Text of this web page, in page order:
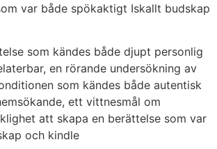
var både spökaktigt Iskallt budskap
som kändes både djupt personlig
en rörande undersökning av
som kändes både autentisk
ett vittnesmål om
att skapa en berättelse som var
och kindle